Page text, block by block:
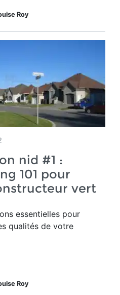
Roy
nid #1 :
101 pour
vert
essentielles pour
qualités de votre
Roy